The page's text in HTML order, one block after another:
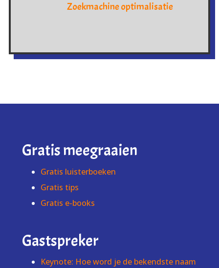
Zoekmachine optimalisatie
Gratis meegraaien
Gratis luisterboeken
Gratis tips
Gratis e-books
Gastspreker
Keynote: Hoe word je de bekendste naam